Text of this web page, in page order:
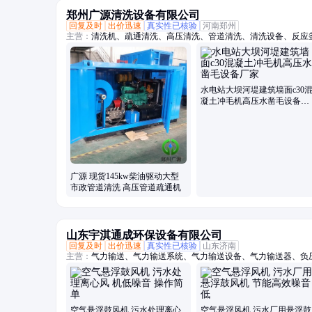
郑州广源清洗设备有限公司
回复及时 出价迅速 真实性已核验 河南郑州
主营： 清洗机、疏通清洗、高压清洗、管道清洗、清洗设备、反
毛机、混凝土、换热器、高压水、柴油驱动、锅炉管道、电机驱
坯除磷、电驱动高压、水除磷系统、水喷砂除锈、冷凝器管道、下
广源 现货145kw柴油驱动大型
市政管道清洗 高压管道疏通机
水电站大坝河堤建筑墙面c30
凝土冲毛机高压水凿毛设备厂
山东宇淇通成环保设备有限公司
回复及时 出价迅速 真实性已核验
山东济南
主营： 气力输送、气力输送系统、气力输送设备、气力输送器、
阀、AV泵、仓泵、罗茨风机、罗次鼓风机、空气悬浮鼓风机、磁
机、曝气风机、气力输送风机、粉煤灰输送设备、粉体输送系统
理风机、水产养殖增氧机、脱硫脱硝设备
空气悬浮鼓风机 污水处理离心
空气悬浮风机 污水厂用悬浮鼓